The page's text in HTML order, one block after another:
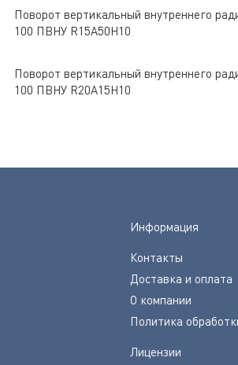
Поворот вертикальный внутреннего
100 ПВНУ R15A50H10
Поворот вертикальный внутреннего
100 ПВНУ R20A15H10
Информация
Контакты
Доставка и оплата
О компании
Политика
Лицензии